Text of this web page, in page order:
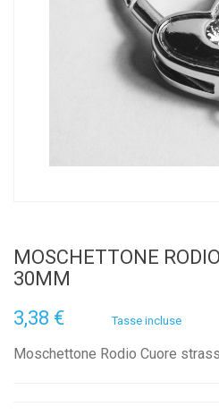
MOSCHETTONE
30MM
3,38 €
Tasse incluse
Moschettone Rodio Cuore